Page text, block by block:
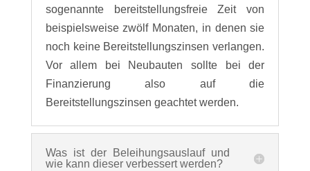
sogenannte bereitstellungsfreie Zeit von
beispielsweise zwölf Monaten, in denen sie
noch keine Bereitstellungszinsen verlangen.
Vor allem bei Neubauten sollte bei der
Finanzierung also auf die
Bereitstellungszinsen geachtet werden.
Was ist der Beleihungsauslauf und
wie kann dieser verbessert werden?